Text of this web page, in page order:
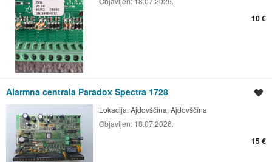
10 €
Alarmna centrala Paradox Spectra 1728
Lokacija:Ajdovščina, Ajdovščina
Objavljen: 18.07.2026.
15 €